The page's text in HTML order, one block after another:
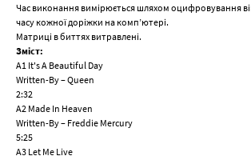
Час виконання вимірюється шляхом оцифровування
часу кожної доріжки на комп’ютері.
Матриці в биттях витравлені.
Зміст:
A1 It's A Beautiful Day
Written-By – Queen
2:32
A2 Made In Heaven
Written-By – Freddie Mercury
5:25
A3 Let Me Live